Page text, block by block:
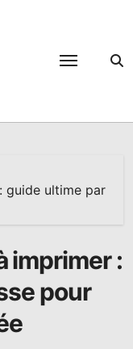
guide ultime par
imprimer :
pour